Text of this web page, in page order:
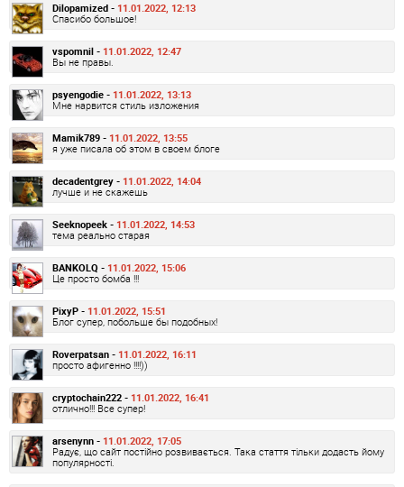
Dilopamized - 11.01.2022, 12:13
Спасибо большое!
vspomnil - 11.01.2022, 12:47
Вы не правы.
psyengodie - 11.01.2022, 13:13
Мне нарвится стиль изложения
Mamik789 - 11.01.2022, 13:55
я уже писала об этом в своем блоге
decadentgrey - 11.01.2022, 14:04
лучше и не скажешь
Seeknopeek - 11.01.2022, 14:53
тема реально старая
BANKOLQ - 11.01.2022, 15:06
Це просто бомба !!!
PixyP - 11.01.2022, 15:51
Блог супер, побольше бы подобных!
Roverpatsan - 11.01.2022, 16:11
просто афигенно !!!!))
cryptochain222 - 11.01.2022, 16:41
отлично!!! Все супер!
arsenynn - 11.01.2022, 17:05
Радує, що сайт постійно розвивається. Така стаття тільки додасть йому
популярності.